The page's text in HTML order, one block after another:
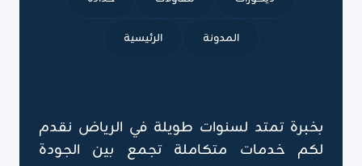
المدونة الرئيسية
بخبرة تمتد لسنوات طويلة في الرياض نقدم
لكم خدمات متكاملة تجمع بين الجودة